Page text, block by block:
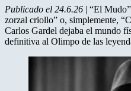
Publicado el 24.6.26 | “El
zorzal criollo” o, simplemente,
Carlos Gardel dejaba el mundo
definitiva al Olimpo de las